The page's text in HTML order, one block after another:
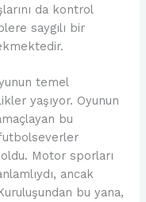
da kontrol
saygılı bir
temel
yaşıyor. Oyunun
bu
Motor sporları
ancak
bu yana,